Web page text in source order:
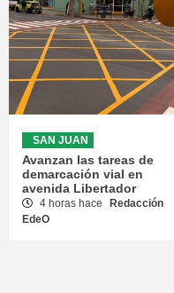
SAN JUAN
Avanzan las tareas de
demarcación vial en
avenida Libertador
4 horas hace
Redacción
EdeO